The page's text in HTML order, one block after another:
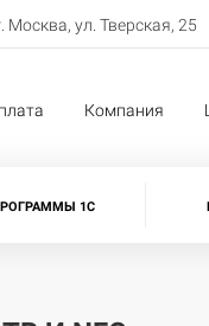
Москва, ул. Тверская, 25
Компания
1С